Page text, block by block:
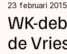
Kalender
23 februari 2015
WK-
de